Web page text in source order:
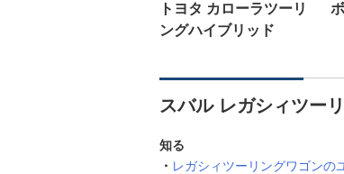
トヨタ カローラツーリ
ングハイブリッド
スバル レガシィツー
知る
レガシィツーリングワゴンの